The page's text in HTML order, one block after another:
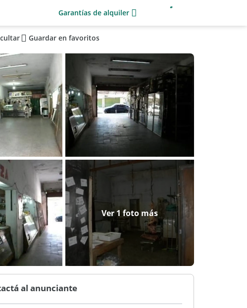
Garantías de alquiler
Guardar en favoritos
Ver 1 foto más
al anunciante